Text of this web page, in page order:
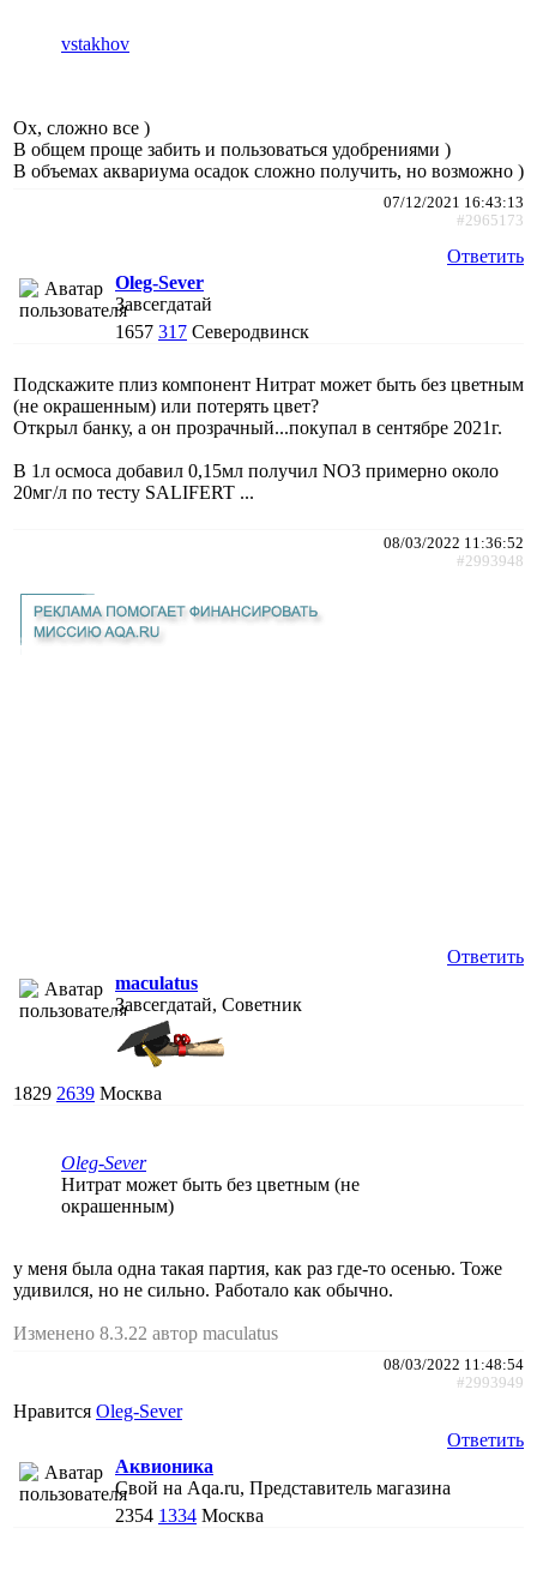
vstakhov
Ох, сложно все )
В общем проще забить и пользоваться удобрениями )
В объемах аквариума осадок сложно получить, но возможно )
07/12/2021 16:43:13
#2965173
Ответить
Oleg-Sever
Завсегдатай
1657 317 Северодвинск
Подскажите плиз компонент Нитрат может быть без цветным
(не окрашенным) или потерять цвет?
Открыл банку, а он прозрачный...покупал в сентябре 2021г.
В 1л осмоса добавил 0,15мл получил NO3 примерно около
20мг/л по тесту SALIFERT ...
08/03/2022 11:36:52
#2993948
Ответить
maculatus
Завсегдатай, Советник
1829 2639 Москва
Oleg-Sever
Нитрат может быть без цветным (не
окрашенным)
у меня была одна такая партия, как раз где-то осенью. Тоже
удивился, но не сильно. Работало как обычно.
Изменено 8.3.22 автор maculatus
08/03/2022 11:48:54
#2993949
Нравится Oleg-Sever
Ответить
Аквионика
Свой на Aqa.ru, Представитель магазина
2354 1334 Москва